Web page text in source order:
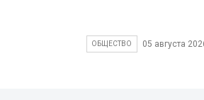
ОБЩЕСТВО 05 августа